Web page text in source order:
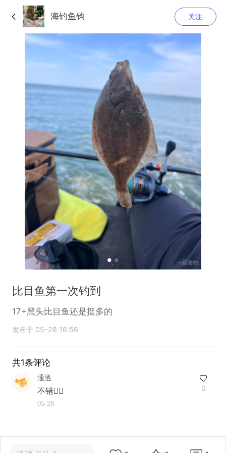
海钓鱼钩 关注
比目鱼第一次钓到
17+黑头比目鱼还是挺多的
发布于 05-28 16:56
共1条评论
通透
不错👍🏻
05-28
0